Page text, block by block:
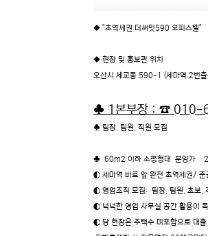
◆ "초역세권 더써밋590 오피스텔"
◆ 현장 및 홍보관 위치
오산시 세교동 590-1 (세마역 2번출
♣ 1본부장 : ☎ 010-
♣ 팀장, 팀원, 직원 모집
♣ 60m2 이하 소평형대 분양가 2
◐ 세마역 바로 앞 완전 초역세권/ 준
◐ 영업조직 모집: 팀장, 팀원, 초보,
◐ 넉넉한 영업 사무실 공간 활용이
◐ 당 현장은 주택수 미포함으로 대출